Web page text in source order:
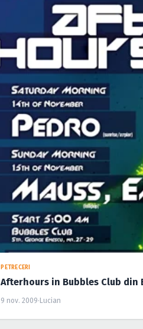
PETRECERI
Afterhours in Bubbles Club din
9 nov. 2009· Lucian